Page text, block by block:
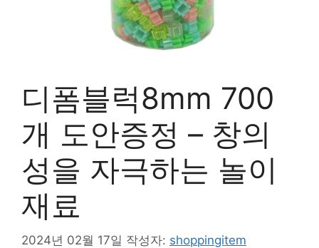
디폼블럭8mm 700
개 도안증정 – 창의
성을 자극하는 놀이
재료
2024년 02월 17일 작성자: shoppingitem